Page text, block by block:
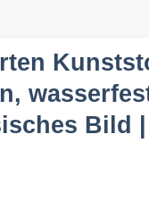
Bild |